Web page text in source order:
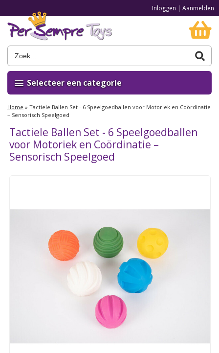
Inloggen | Aanmelden
Selecteer een categorie
Home » Tactiele Ballen Set - 6 Speelgoedballen voor Motoriek en Coördinatie
– Sensorisch Speelgoed
Tactiele Ballen Set - 6 Speelgoedballen
voor Motoriek en Coördinatie –
Sensorisch Speelgoed